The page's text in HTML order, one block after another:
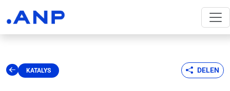
KATALYS DELEN